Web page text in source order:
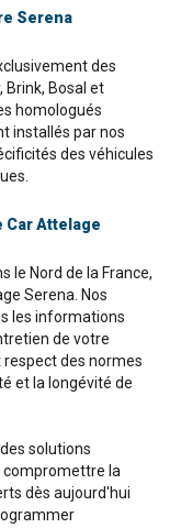
Serena
des
Brink, Bosal et
homologués
installés par nos
des véhicules
Attelage
le Nord de la France,
Serena. Nos
les informations
de votre
des normes
et la longévité de
solutions
compromettre la
dès aujourd'hui